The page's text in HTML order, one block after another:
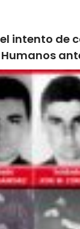
intento de